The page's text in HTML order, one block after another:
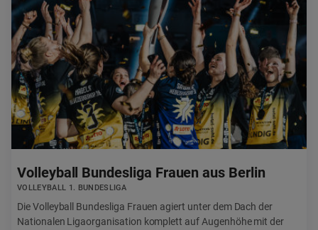
Volleyball Bundesliga Frauen aus Berlin
VOLLEYBALL 1. BUNDESLIGA
Die Volleyball Bundesliga Frauen agiert unter dem Dach der
Nationalen Ligaorganisation komplett auf Augenhöhe mit der